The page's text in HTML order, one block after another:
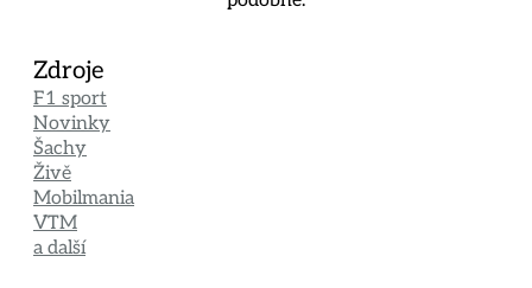
Zdroje
F1 sport
Novinky
Šachy
Živě
Mobilmania
VTM
a další